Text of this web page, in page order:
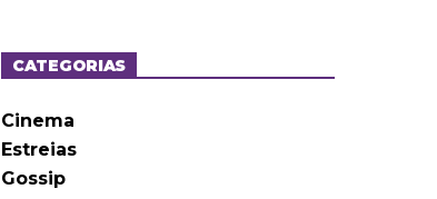
o
sCATEGORIAS
Cinema
Estreias
Gossip